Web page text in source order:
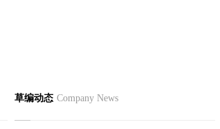
2023-12-27
防汛草袋在地下水利用中应用前景随着气候变
草支垫
草编动态 Company News